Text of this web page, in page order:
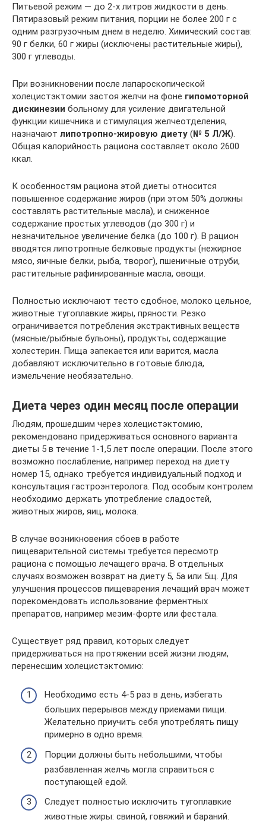
Питьевой режим — до 2-х литров жидкости в день.
Пятиразовый режим питания, порции не более 200 г с
одним разгрузочным днем в неделю. Химический состав:
90 г белки, 60 г жиры (исключены растительные жиры),
300 г углеводы.
При возникновении после лапароскопической
холецистэктомии застоя желчи на фоне гипомоторной
дискинезии больному для усиление двигательной
функции кишечника и стимуляция желчеотделения,
назначают липотропно-жировую диету (№ 5 Л/Ж).
Общая калорийность рациона составляет около 2600
ккал.
К особенностям рациона этой диеты относится
повышенное содержание жиров (при этом 50% должны
составлять растительные масла), и сниженное
содержание простых углеводов (до 300 г) и
незначительное увеличение белка (до 100 г). В рацион
вводятся липотропные белковые продукты (нежирное
мясо, яичные белки, рыба, творог), пшеничные отруби,
растительные рафинированные масла, овощи.
Полностью исключают тесто сдобное, молоко цельное,
животные тугоплавкие жиры, пряности. Резко
ограничивается потребления экстрактивных веществ
(мясные/рыбные бульоны), продукты, содержащие
холестерин. Пища запекается или варится, масла
добавляют исключительно в готовые блюда,
измельчение необязательно.
Диета через один месяц после операции
Людям, прошедшим через холецистэктомию,
рекомендовано придерживаться основного варианта
диеты 5 в течение 1-1,5 лет после операции. После этого
возможно послабление, например переход на диету
номер 15, однако требуется индивидуальный подход и
консультация гастроэнтеролога. Под особым контролем
необходимо держать употребление сладостей,
животных жиров, яиц, молока.
В случае возникновения сбоев в работе
пищеварительной системы требуется пересмотр
рациона с помощью лечащего врача. В отдельных
случаях возможен возврат на диету 5, 5а или 5щ. Для
улучшения процессов пищеварения лечащий врач может
порекомендовать использование ферментных
препаратов, например мезим-форте или фестала.
Существует ряд правил, которых следует
придерживаться на протяжении всей жизни людям,
перенесшим холецистэктомию:
Необходимо есть 4-5 раз в день, избегать
больших перерывов между приемами пищи.
Желательно приучить себя употреблять пищу
примерно в одно время.
Порции должны быть небольшими, чтобы
разбавленная желчь могла справиться с
поступающей едой.
Следует полностью исключить тугоплавкие
животные жиры: свиной, говяжий и бараний.